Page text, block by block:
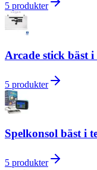
5 produkter
Arcade stick bäst i
5 produkter
Spelkonsol bäst i
5 produkter